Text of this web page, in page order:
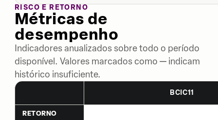
RISCO E RETORNO
Métricas de
desempenho
Indicadores anualizados sobre todo o período
disponível. Valores marcados como — indicam
histórico insuficiente.
BCIC11
RETORNO